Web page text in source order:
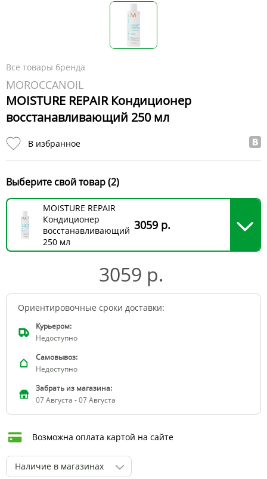
Все товары бренда
MOROCCANOIL
MOISTURE REPAIR Кондиционер
восстанавливающий 250 мл
В избранное
Выберите свой товар (2)
MOISTURE REPAIR
Кондиционер
восстанавливающий
250 мл
3059 р.
3059 р.
Ориентировочные сроки доставки:
Курьером:
Недоступно
Самовывоз:
Недоступно
Забрать из магазина:
07 Августа - 07 Августа
Возможна оплата картой на сайте
Наличие в магазинах